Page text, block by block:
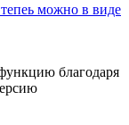
можно в виде
благодаря